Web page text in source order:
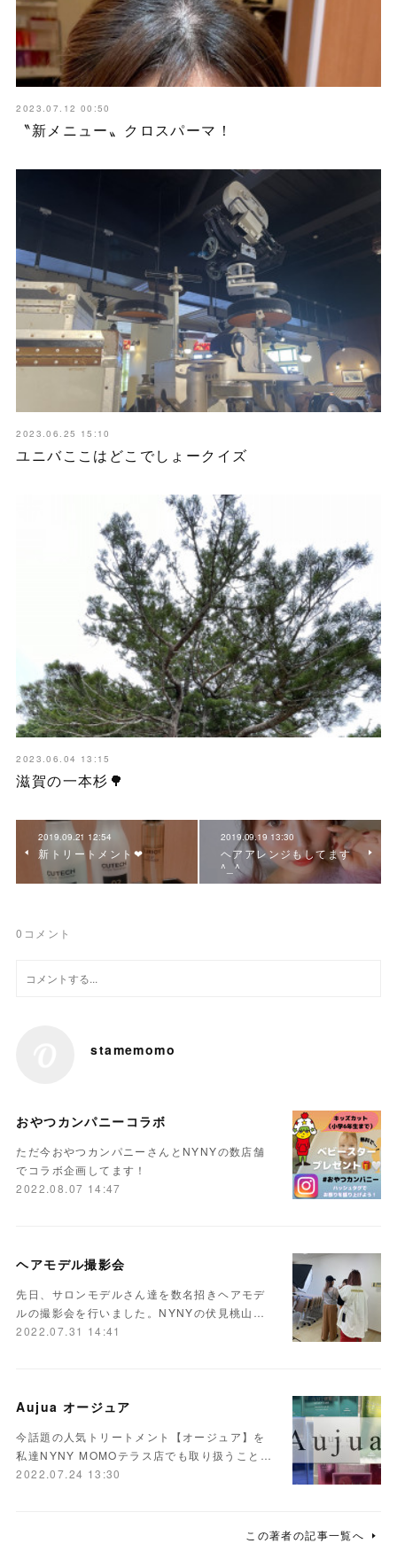
2023.07.12 00:50
〝新メニュー〟クロスパーマ！
2023.06.25 15:10
ユニバここはどこでしょークイズ
2023.06.04 13:15
滋賀の一本杉🌳
2019.09.21 12:54
新トリートメント❤︎
2019.09.19 13:30
ヘアアレンジもしてます
^_^
0 コメント
stamemomo
おやつカンパニーコラボ
ただ今おやつカンパニーさんとNYNYの数店舗
でコラボ企画してます！
2022.08.07 14:47
ヘアモデル撮影会
先日、サロンモデルさん達を数名招きヘアモデ
ルの撮影会を行いました。NYNYの伏見桃山…
2022.07.31 14:41
Aujua オージュア
今話題の人気トリートメント【オージュア】を
私達NYNY MOMOテラス店でも取り扱うこと…
2022.07.24 13:30
この著者の記事一覧へ